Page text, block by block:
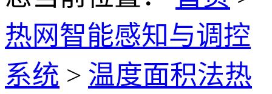
热网智能感知与调控
系统 > 温度面积法热